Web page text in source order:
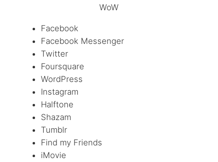
WoW
Facebook
Facebook Messenger
Twitter
Foursquare
WordPress
Instagram
Halftone
Shazam
Tumblr
Find my Friends
iMovie